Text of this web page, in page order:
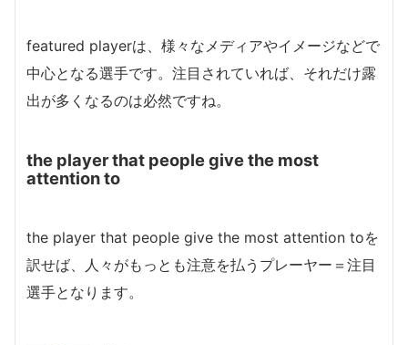
featured playerは、様々なメディアやイメージなどで
中心となる選手です。注目されていれば、それだけ露
出が多くなるのは必然ですね。
the player that people give the most
attention to
the player that people give the most attention toを
訳せば、人々がもっとも注意を払うプレーヤー＝注目
選手となります。